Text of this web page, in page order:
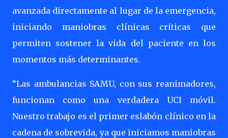
avanzada directamente al lugar de la emergencia,
iniciando maniobras clínicas críticas que
permiten sostener la vida del paciente en los
momentos más determinantes.
“Las ambulancias SAMU, con sus reanimadores,
funcionan como una verdadera UCI móvil.
Nuestro trabajo es el primer eslabón clínico en la
cadena de sobrevida, ya que iniciamos maniobras